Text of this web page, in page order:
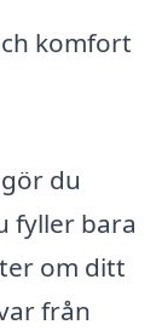
komfort
du
fyller bara
om ditt
från